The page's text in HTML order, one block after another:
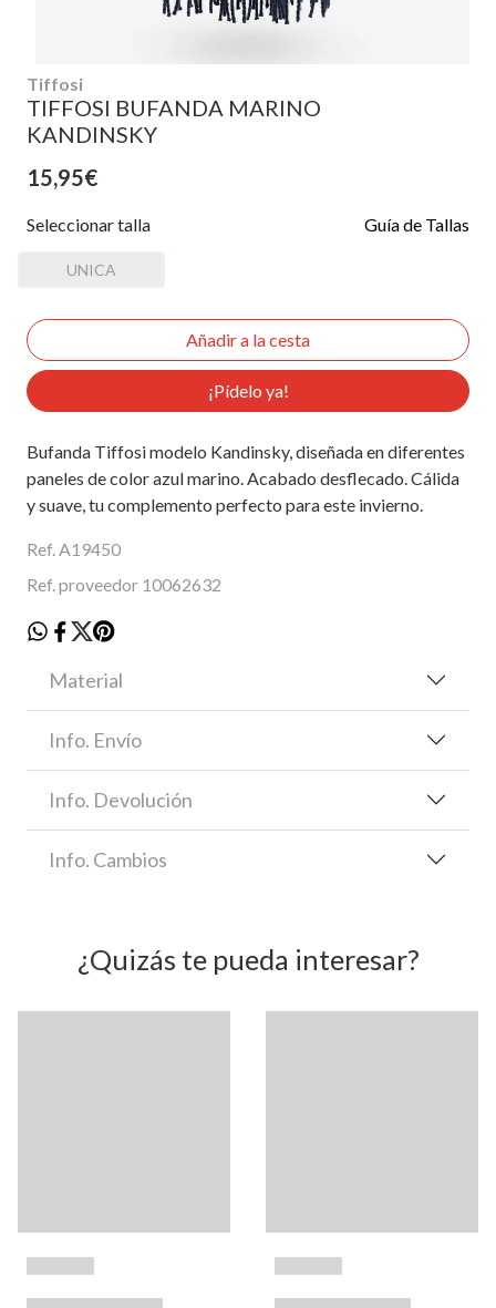
Tiffosi
TIFFOSI BUFANDA MARINO
KANDINSKY
15,95€
Seleccionar talla Guía de Tallas
UNICA
¡Pídelo ya!
Bufanda Tiffosi modelo Kandinsky, diseñada en diferentes
paneles de color azul marino. Acabado desflecado. Cálida
y suave, tu complemento perfecto para este invierno.
Ref. A19450
Ref. proveedor 10062632
Material
Info. Envío
Info. Devolución
Info. Cambios
¿Quizás te pueda interesar?